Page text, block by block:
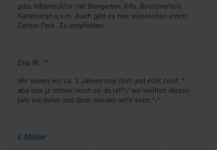
gute Infrastruktur mit Biergarten, Info, Bootsverleih,
Katamaran u.v.m. Auch gibt es hier inzwischen einen
Center-Park. Zu empfehlen.
Eva W. :*
Wir waren vor ca. 2 Jahren mal dort und echt cool :*
aba obs jz immer noch so da ist?:/ wir wollten dieses
jahr wd dahin und dann werden wir's sehn.^-^
E.Müller